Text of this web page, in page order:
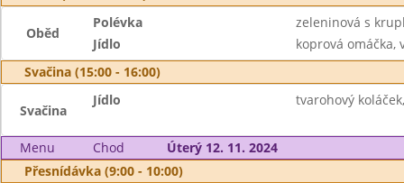
Oběd
Polévka
zeleninová s
Jídlo
koprová omáčka,
Svačina (15:00 - 16:00)
Svačina
Jídlo tvarohový
Menu Chod
Úterý 12. 11. 2024
Přesnídávka (9:00 - 10:00)